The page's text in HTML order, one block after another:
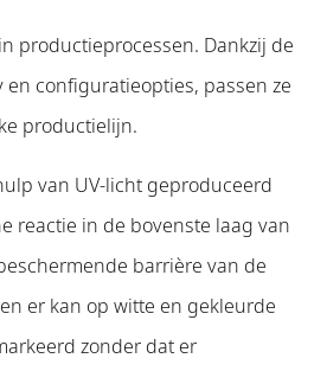
productieprocessen. Dankzij de
configuratieopties, passen ze
productielijn.
van UV-licht geproduceerd
reactie in de bovenste laag van
barrière van de
er kan op witte en gekleurde
zonder dat er